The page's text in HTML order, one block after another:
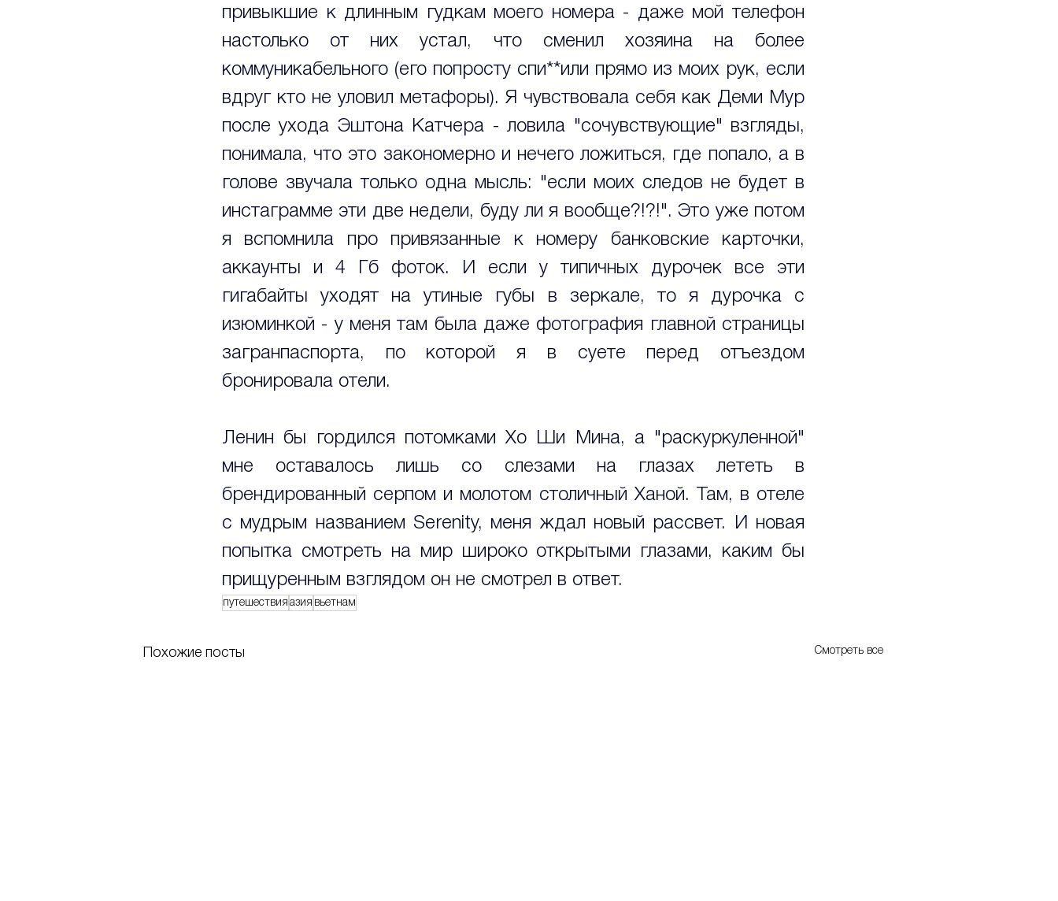
привыкшие к длинным гудкам моего номера - даже мой телефон
настолько от них устал, что сменил хозяина на более
коммуникабельного (его попросту спи**или прямо из моих рук, если
вдруг кто не уловил метафоры). Я чувствовала себя как Деми Мур
после ухода Эштона Катчера - ловила "сочувствующие" взгляды,
понимала, что это закономерно и нечего ложиться, где попало, а в
голове звучала только одна мысль: "если моих следов не будет в
инстаграмме эти две недели, буду ли я вообще?!?!". Это уже потом
я вспомнила про привязанные к номеру банковские карточки,
аккаунты и 4 Гб фоток. И если у типичных дурочек все эти
гигабайты уходят на утиные губы в зеркале, то я дурочка с
изюминкой - у меня там была даже фотография главной страницы
загранпаспорта, по которой я в суете перед отъездом
бронировала отели.
Ленин бы гордился потомками Хо Ши Мина, а "раскуркуленной"
мне оставалось лишь со слезами на глазах лететь в
брендированный серпом и молотом столичный Ханой. Там, в отеле
с мудрым названием Serenity, меня ждал новый рассвет. И новая
попытка смотреть на мир широко открытыми глазами, каким бы
прищуренным взглядом он не смотрел в ответ.
путешествия азия вьетнам
Похожие посты Смотреть все